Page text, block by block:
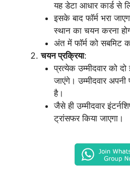
यह डेटा आधार कार्ड से
इसके बाद फॉर्म भरा
स्थान का चयन करना
अंत में फॉर्म को सबमिट
चयन प्रक्रिया:
प्रत्येक उम्मीदवार को
जाएंगे। उम्मीदवार
है।
जैसे ही उम्मीदवार
ट्रांसफर किया जाएगा।